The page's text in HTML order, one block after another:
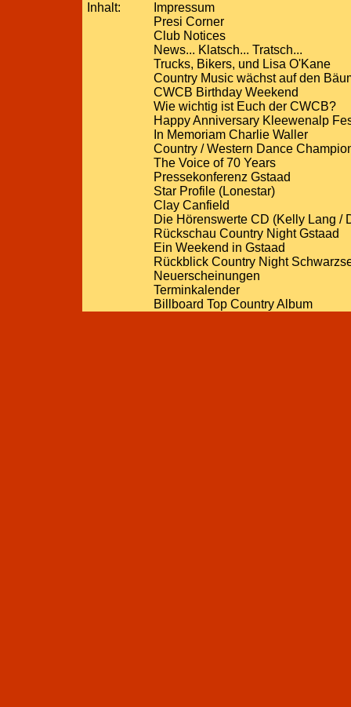
Inhalt:
Impressum
Presi Corner
Club Notices
News... Klatsch... Tratsch...
Trucks, Bikers, und Lisa O'Kane
Country Music wächst auf den
CWCB Birthday Weekend
Wie wichtig ist Euch der CWCB?
Happy Anniversary Kleewenalp
In Memoriam Charlie Waller
Country / Western Dance
The Voice of 70 Years
Pressekonferenz Gstaad
Star Profile (Lonestar)
Clay Canfield
Die Hörenswerte CD (Kelly Lang /
Rückschau Country Night Gstaad
Ein Weekend in Gstaad
Rückblick Country Night
Neuerscheinungen
Terminkalender
Billboard Top Country Album